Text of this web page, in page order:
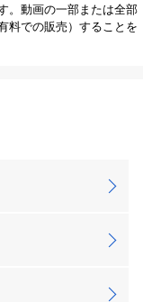
。動画の一部または全部
料での販売）することを